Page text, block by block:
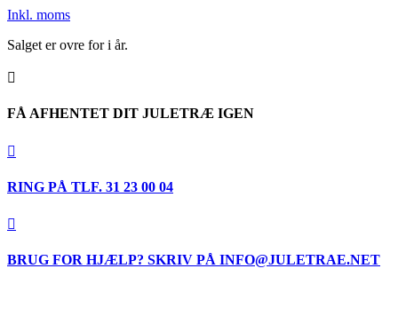
Inkl. moms
Salget er ovre for i år.

FÅ AFHENTET DIT JULETRÆ IGEN

RING PÅ TLF. 31 23 00 04

BRUG FOR HJÆLP? SKRIV PÅ INFO@JULETRAE.NET